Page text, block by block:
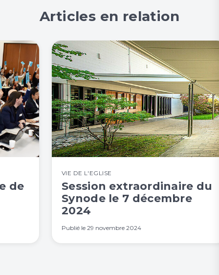
Articles en relation
de
VIE DE L'EGLISE
Session extraordinaire du
Synode le 7 décembre
2024
Publié le 29 novembre 2024